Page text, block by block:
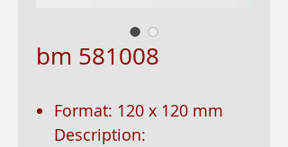
bm 581008
Format: 120 x 120 mm
Description: